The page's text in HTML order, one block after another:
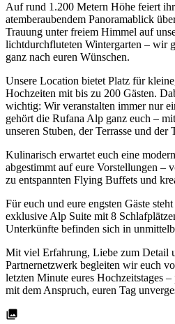
Auf rund 1.200 Metern Höhe feiert
atemberaubendem Panoramablick
Trauung unter freiem Himmel auf
lichtdurchfluteten Wintergarten – wir
ganz nach euren Wünschen.
Unsere Location bietet Platz für
Hochzeiten mit bis zu 200 Gästen.
wichtig: Wir veranstalten immer nur
gehört die Rufana Alp ganz euch –
unseren Stuben, der Terrasse und der
Kulinarisch erwartet euch eine
abgestimmt auf eure Vorstellungen –
zu entspannten Flying Buffets und
Für euch und eure engsten Gäste
exklusive Alp Suite mit 8
Unterkünfte befinden sich in
Mit viel Erfahrung, Liebe zum Detail
Partnernetzwerk begleiten wir euch
letzten Minute eures Hochzeitstages
mit dem Anspruch, euren Tag